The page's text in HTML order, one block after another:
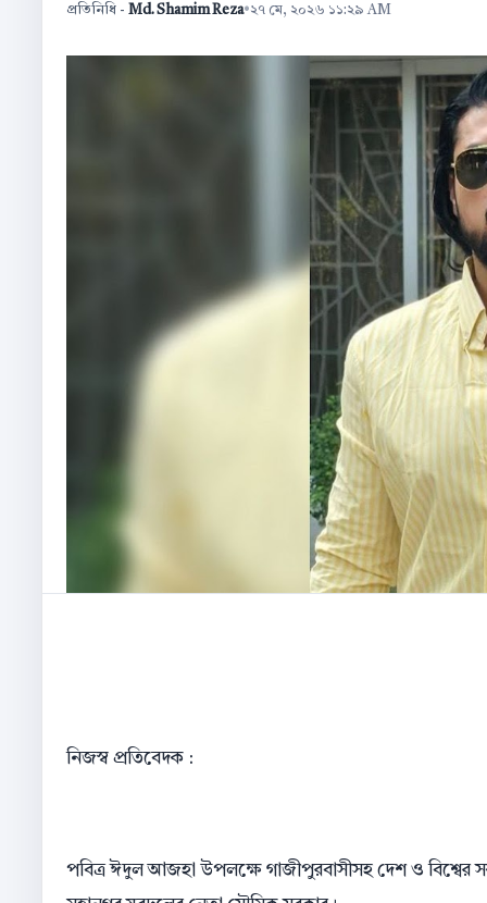
প্রতিনিধি - Md. Shamim Reza•২৭ মে, ২০২৬ ১১:২৯ AM
নিজস্ব প্রতিবেদক :
পবিত্র ঈদুল আজহা উপলক্ষে গাজীপুরবাসীসহ দেশ ও